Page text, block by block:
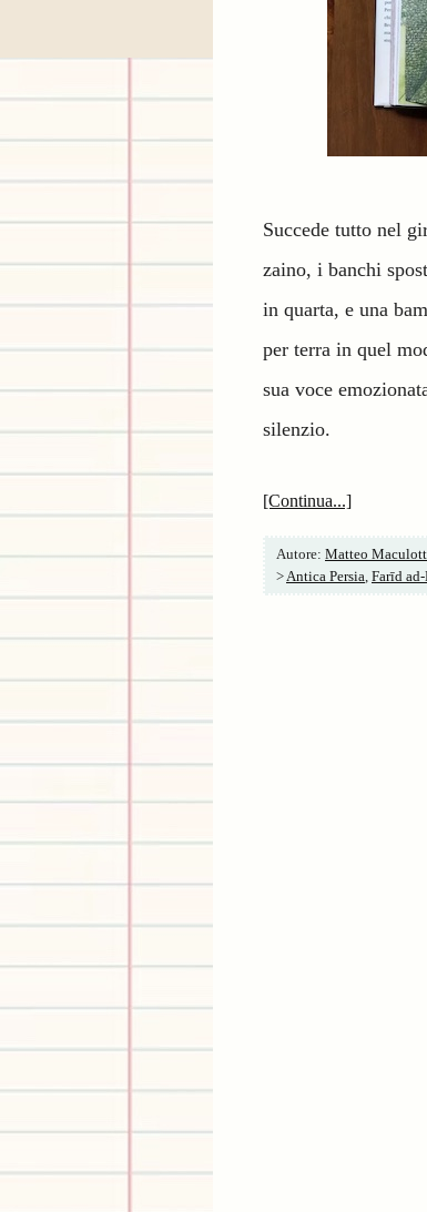
Succede tutto nel
zaino, i banchi
in quarta, e una
per terra in quel
sua voce
silenzio.
[Continua...]
Autore: Matteo
>Antica Persia, Farīd